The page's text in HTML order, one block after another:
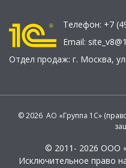
Телефон: +7
Email:
Отдел продаж: г. Москва,
© 2026 АО «Группа 1С»
© 2011- 2026 ООО
Исключительное право